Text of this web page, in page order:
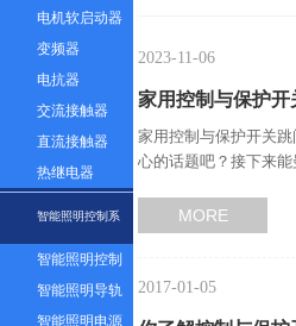
关
电机软启动器
变频器
电抗器
交流接触器
直流接触器
热继电器
智能照明控制系
统
智能照明控制
面板
智能照明导轨
模块
智能照明电源
2023-11-06
家用控制与保护开
家用控制与保护开关
心的话题吧？接下来
MORE
2017-01-05